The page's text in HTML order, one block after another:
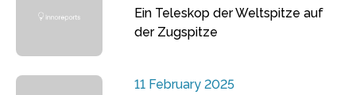
Ein Teleskop der Weltspitze auf
der Zugspitze
11 February 2025